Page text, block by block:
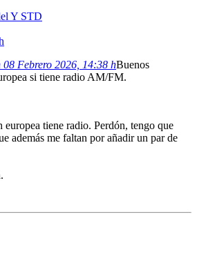
Y STD
Febrero 2026, 14:38 hBuenos
si tiene radio AM/FM.
tiene radio. Perdón, tengo que
además me faltan por añadir un par de